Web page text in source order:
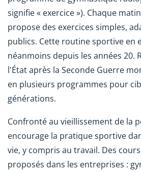
signifie « exercice »). Chaque
propose des exercices simples,
publics. Cette routine sportive en
néanmoins depuis les années 20.
l'État après la Seconde Guerre
en plusieurs programmes pour
générations.
Confronté au vieillissement de la
encourage la pratique sportive
vie, y compris au travail. Des
proposés dans les entreprises :